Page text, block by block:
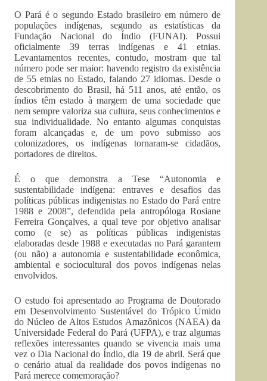
O Pará é o segundo Estado brasileiro em número de
populações indígenas, segundo as estatísticas da
Fundação Nacional do Índio (FUNAI). Possui
oficialmente 39 terras indígenas e 41 etnias.
Levantamentos recentes, contudo, mostram que tal
número pode ser maior: havendo registro da existência
de 55 etnias no Estado, falando 27 idiomas. Desde o
descobrimento do Brasil, há 511 anos, até então, os
índios têm estado à margem de uma sociedade que
nem sempre valoriza sua cultura, seus conhecimentos e
sua individualidade. No entanto algumas conquistas
foram alcançadas e, de um povo submisso aos
colonizadores, os indígenas tornaram-se cidadãos,
portadores de direitos.
É o que demonstra a Tese “Autonomia e
sustentabilidade indígena: entraves e desafios das
políticas públicas indigenistas no Estado do Pará entre
1988 e 2008”, defendida pela antropóloga Rosiane
Ferreira Gonçalves, a qual teve por objetivo analisar
como (e se) as políticas públicas indigenistas
elaboradas desde 1988 e executadas no Pará garantem
(ou não) a autonomia e sustentabilidade econômica,
ambiental e sociocultural dos povos indígenas nelas
envolvidos.
O estudo foi apresentado ao Programa de Doutorado
em Desenvolvimento Sustentável do Trópico Úmido
do Núcleo de Altos Estudos Amazônicos (NAEA) da
Universidade Federal do Pará (UFPA), e traz algumas
reflexões interessantes quando se vivencia mais uma
vez o Dia Nacional do Índio, dia 19 de abril. Será que
o cenário atual da realidade dos povos indígenas no
Pará merece comemoração?